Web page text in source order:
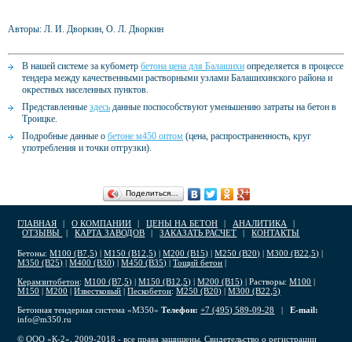
Авторы: Л. И. Дворкин, О. Л. Дворкин
В нашей системе за кубометр бетона цена для Балашихи определяется в процессе
тендера между качественными растворными узлами Балашихинского района и
окрестных населенных пунктов.
Представленные здесь данные поспособствуют уменьшению затраты на бетон в
Троицке.
Подробные данные о бетоне м450 оптом (цена, распространенность, круг
употребления и точки отгрузки).
Поделиться…
ГЛАВНАЯ | О КОМПАНИИ | ЦЕНЫ НА БЕТОН | АНАЛИТИКА
|
ОТЗЫВЫ
| КАРТА ЗАВОДОВ | ЗАКАЗАТЬ РАСЧЕТ | КОНТАКТЫ
Бетоны:М100 (В7,5) |М150 (В12,5) |М200 (В15) |М250 (В20) |М300 (В22,5) |
М350 (В25) |М400 (В30) |М450 (В35) |Тощий бетон |
Керамзитобетон:М100 (В7,5) |М150 (В12,5) |М200 (В15) | Растворы:М100 |
М150 |М200 |Известковый |Пескобетон:М250 (В20) |М300 (В22,5)
Бетонная тендерная система «М350» Телефон: +7 (495) 589-09-28 |E-mail:
info@m350.ru
© ООО «К-2», 2009-2018 - все права защищены. Свидетельство о регистрации